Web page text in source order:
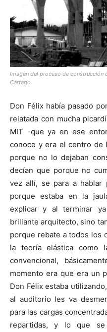
Imagen del proceso de construcción
Cartago
Don Félix había pasado
relatada con mucha
MIT -que ya en ese
conoce y era el centro
porque no lo dejaban
decían que porque no
vez allí, se para a hablar
porque estaba en la
explicar y al terminar
brillante arquitecto, sino
porque rebate a todos los
la teoría elástica como
convencional,
momento era que era un
Don Félix estaba
al auditorio les va
para las cargas
repartidas, y lo que